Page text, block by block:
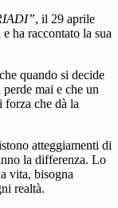
, il 29 aprile
ha raccontato la sua
quando si decide
mai e che un
che dà la
atteggiamenti di
la differenza. Lo
vita, bisogna
realtà.